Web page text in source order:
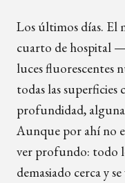
Los últimos días. El
cuarto de hospital
luces fluorescentes
todas las superficies
profundidad,
Aunque por ahí no
ver profundo: todo
demasiado cerca y